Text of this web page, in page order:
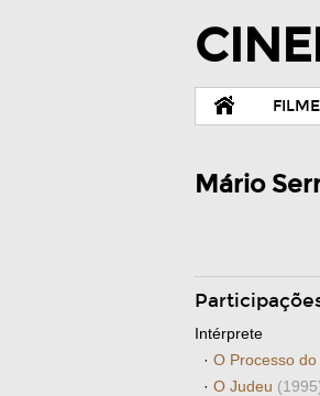
Mário
Intérprete
· O Processo do
· O Judeu